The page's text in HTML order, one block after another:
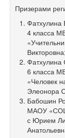
Призерами
Фатхулина
4 класса
Викторовна;
Фатхулина
6 класса
«Человек
Элеонора
Бабошин
МАОУ «СОШ
с Юрием